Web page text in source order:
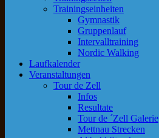
Trainingseinheiten
Gymnastik
Gruppenlauf
Intervalltraining
Nordic Walking
Laufkalender
Veranstaltungen
Tour de Zell
Infos
Resultate
Tour de ´Zell Galerie
Mettnau Strecken